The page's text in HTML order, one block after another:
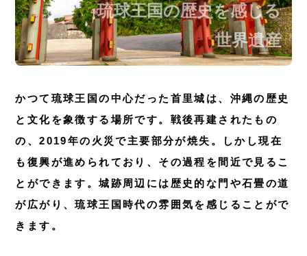
琉球王国の歴史を感じる
世界遺産
かつて琉球王国の中心だった首里城は、沖縄の歴史
と文化を象徴する場所です。戦後再建されたもの
の、2019年の火災で主要部分が焼失。しかし現在
も復興が進められており、その過程を間近で見るこ
とができます。城跡周辺には歴史的な門や石畳の道
が広がり、琉球王国時代の雰囲気を感じることがで
きます。